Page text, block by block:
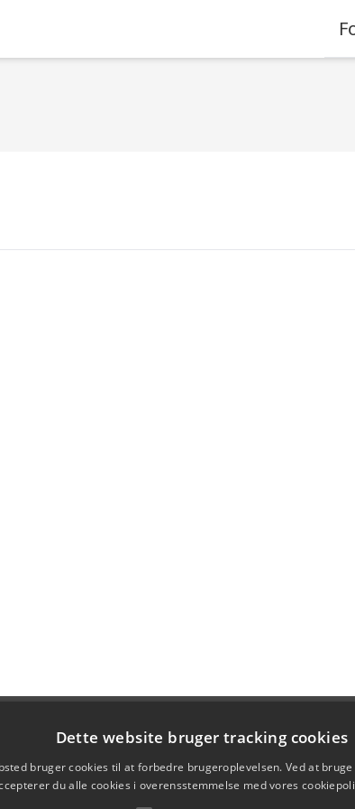
Dette website bruger tracking cookies
bruger cookies til at forbedre brugeroplevelsen. Ved at
du alle cookies i overensstemmelse med vores